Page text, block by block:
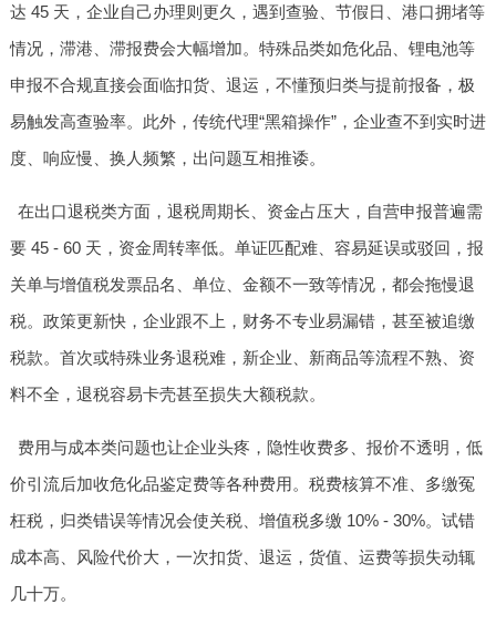
达 45 天，企业自己办理则更久，遇到查验、节假日、港口拥堵等
情况，滞港、滞报费会大幅增加。特殊品类如危化品、锂电池等
申报不合规直接会面临扣货、退运，不懂预归类与提前报备，极
易触发高查验率。此外，传统代理“黑箱操作”，企业查不到实时进
度、响应慢、换人频繁，出问题互相推诿。
在出口退税类方面，退税周期长、资金占压大，自营申报普遍需
要 45 - 60 天，资金周转率低。单证匹配难、容易延误或驳回，报
关单与增值税发票品名、单位、金额不一致等情况，都会拖慢退
税。政策更新快，企业跟不上，财务不专业易漏错，甚至被追缴
税款。首次或特殊业务退税难，新企业、新商品等流程不熟、资
料不全，退税容易卡壳甚至损失大额税款。
费用与成本类问题也让企业头疼，隐性收费多、报价不透明，低
价引流后加收危化品鉴定费等各种费用。税费核算不准、多缴冤
枉税，归类错误等情况会使关税、增值税多缴 10% - 30%。试错
成本高、风险代价大，一次扣货、退运，货值、运费等损失动辄
几十万。